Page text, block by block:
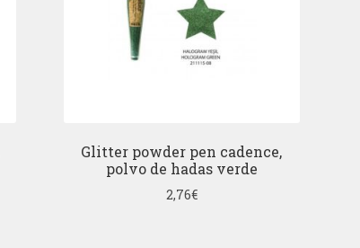
Glitter powder pen cadence,
polvo de hadas verde
2,76€